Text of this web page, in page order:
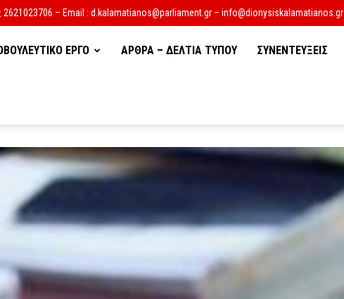
2621023706 – Email : d.kalamatianos@parliament.gr – info@dionysiskalamatianos.gr
ΕΡΓΟ ΑΡΘΡΑ – ΔΕΛΤΙΑ ΤΥΠΟΥ ΣΥΝΕΝΤΕΥΞΕΙΣ